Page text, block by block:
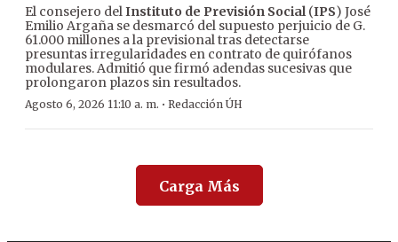
El consejero delInstituto de Previsión Social(IPS) José
Emilio Argaña se desmarcó del supuesto perjuicio de G.
61.000 millones a la previsional tras detectarse
presuntas irregularidades en contrato de quirófanos
modulares. Admitió que firmó adendas sucesivas que
prolongaron plazos sin resultados.
Agosto 6, 2026 11:10 a. m. · Redacción ÚH
Carga Más